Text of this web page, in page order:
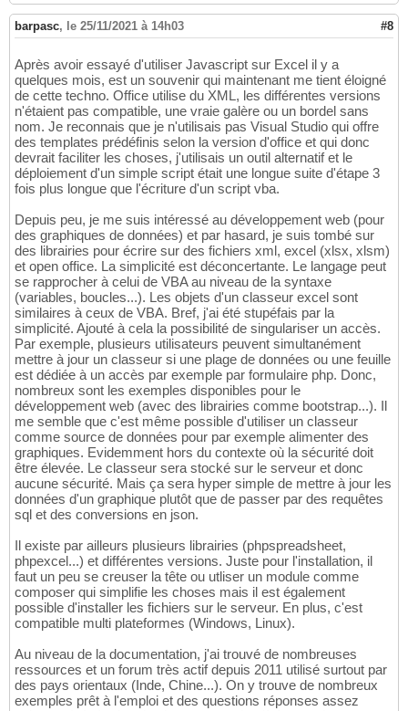
barpasc, le 25/11/2021 à 14h03 #8
Après avoir essayé d'utiliser Javascript sur Excel il y a
quelques mois, est un souvenir qui maintenant me tient éloigné
de cette techno. Office utilise du XML, les différentes versions
n'étaient pas compatible, une vraie galère ou un bordel sans
nom. Je reconnais que je n'utilisais pas Visual Studio qui offre
des templates prédéfinis selon la version d'office et qui donc
devrait faciliter les choses, j'utilisais un outil alternatif et le
déploiement d'un simple script était une longue suite d'étape 3
fois plus longue que l'écriture d'un script vba.
Depuis peu, je me suis intéressé au développement web (pour
des graphiques de données) et par hasard, je suis tombé sur
des librairies pour écrire sur des fichiers xml, excel (xlsx, xlsm)
et open office. La simplicité est déconcertante. Le langage peut
se rapprocher à celui de VBA au niveau de la syntaxe
(variables, boucles...). Les objets d'un classeur excel sont
similaires à ceux de VBA. Bref, j'ai été stupéfais par la
simplicité. Ajouté à cela la possibilité de singulariser un accès.
Par exemple, plusieurs utilisateurs peuvent simultanément
mettre à jour un classeur si une plage de données ou une feuille
est dédiée à un accès par exemple par formulaire php. Donc,
nombreux sont les exemples disponibles pour le
développement web (avec des librairies comme bootstrap...). Il
me semble que c'est même possible d'utiliser un classeur
comme source de données pour par exemple alimenter des
graphiques. Evidemment hors du contexte où la sécurité doit
être élevée. Le classeur sera stocké sur le serveur et donc
aucune sécurité. Mais ça sera hyper simple de mettre à jour les
données d'un graphique plutôt que de passer par des requêtes
sql et des conversions en json.
Il existe par ailleurs plusieurs librairies (phpspreadsheet,
phpexcel...) et différentes versions. Juste pour l'installation, il
faut un peu se creuser la tête ou utliser un module comme
composer qui simplifie les choses mais il est également
possible d'installer les fichiers sur le serveur. En plus, c'est
compatible multi plateformes (Windows, Linux).
Au niveau de la documentation, j'ai trouvé de nombreuses
ressources et un forum très actif depuis 2011 utilisé surtout par
des pays orientaux (Inde, Chine...). On y trouve de nombreux
exemples prêt à l'emploi et des questions réponses assez